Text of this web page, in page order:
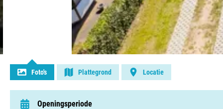
Foto's Plattegrond Locatie
Openingsperiode